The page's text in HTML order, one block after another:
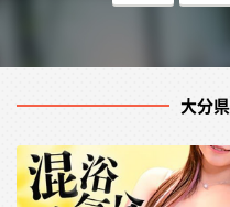
大分